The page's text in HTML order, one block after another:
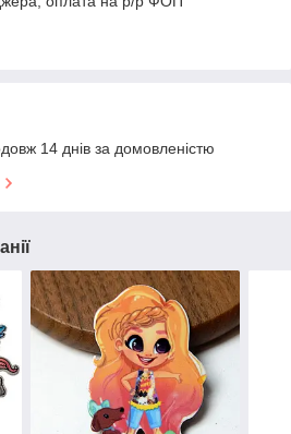
14 днів за домовленістю